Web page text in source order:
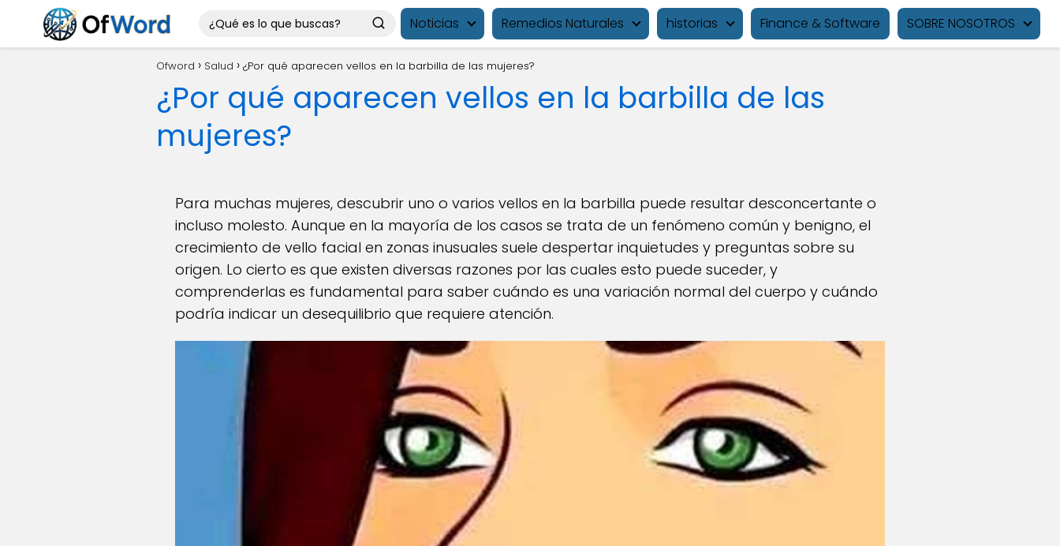
Noticias Remedios Naturales historias Finance & Software SOBRE NOSOTROS
Ofword Salud ¿Por qué aparecen vellos en la barbilla de las mujeres?
¿Por qué aparecen vellos en la barbilla de las
mujeres?
Para muchas mujeres, descubrir uno o varios vellos en la barbilla puede resultar desconcertante o
incluso molesto. Aunque en la mayoría de los casos se trata de un fenómeno común y benigno, el
crecimiento de vello facial en zonas inusuales suele despertar inquietudes y preguntas sobre su
origen. Lo cierto es que existen diversas razones por las cuales esto puede suceder, y
comprenderlas es fundamental para saber cuándo es una variación normal del cuerpo y cuándo
podría indicar un desequilibrio que requiere atención.